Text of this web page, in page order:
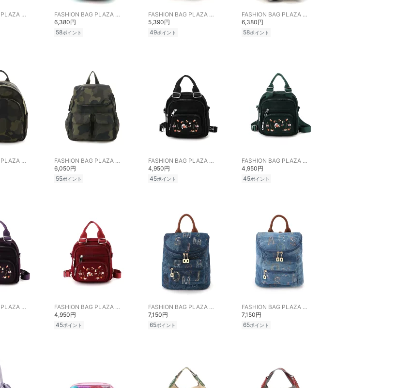
FASHION BAG PLAZA らみー
FASHION BAG PLAZA らみー
6,380円
58ポイント
FASHION BAG PLAZA らみー
5,390円
49ポイント
FASHION BAG PLAZA らみー
6,380円
58ポイント
FASHION BAG PLAZA らみー
FASHION BAG PLAZA らみー
6,050円
55ポイント
FASHION BAG PLAZA らみー
4,950円
45ポイント
FASHION BAG PLAZA らみー
4,950円
45ポイント
FASHION BAG PLAZA らみー
FASHION BAG PLAZA らみー
4,950円
45ポイント
FASHION BAG PLAZA らみー
7,150円
65ポイント
FASHION BAG PLAZA らみー
7,150円
65ポイント